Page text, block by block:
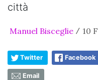
città
Manuel Bisceglie / 10
Twitter Facebook
Email